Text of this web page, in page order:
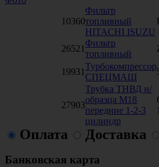
10360
Фильтр
топливный
HITACHI ISUZU
26521
Фильтр
топливный
19931
Турбокомпрессор
СПЕЦМАШ
27903
Трубка ТНВД н/
образца М18
передние 1-2-3
цилиндр
Оплата Доставка
Банковская карта